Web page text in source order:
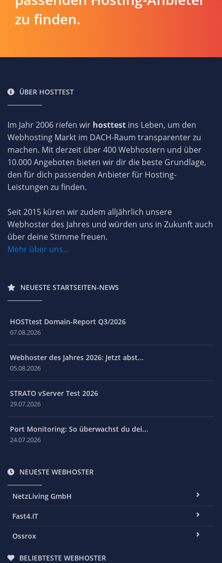
zu finden.
ÜBER HOSTTEST
Im Jahr 2006 riefen wir hosttest ins Leben, um den
Webhosting Markt im DACH-Raum transparenter zu
machen. Mit derzeit über 400 Webhostern und über
10.000 Angeboten bieten wir dir die beste Grundlage,
den für dich passenden Anbieter für Hosting-
Leistungen zu finden.
Seit 2015 küren wir zudem alljährlich unsere
Webhoster des Jahres und würden uns in Zukunft auch
über deine Stimme freuen.
Mehr über uns...
NEUESTE STARTSEITEN-NEWS
HOSTtest Domain-Report Q3/2026
07.08.2026
Webhoster des Jahres 2026: Jetzt abst...
05.08.2026
STRATO vServer Test 2026
29.07.2026
Port Monitoring: So überwachst du dei...
24.07.2026
NEUESTE WEBHOSTER
NetzLiving GmbH
Fast4.IT
Ossrox
BELIEBTESTE WEBHOSTER